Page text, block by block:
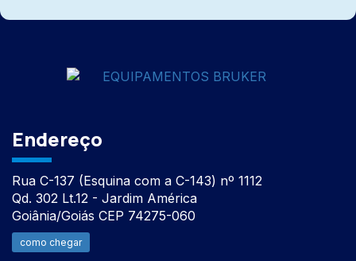
Endereço
Rua C-137 (Esquina com a C-143) nº 1112
Qd. 302 Lt.12 - Jardim América
Goiânia/Goiás CEP 74275-060
como chegar